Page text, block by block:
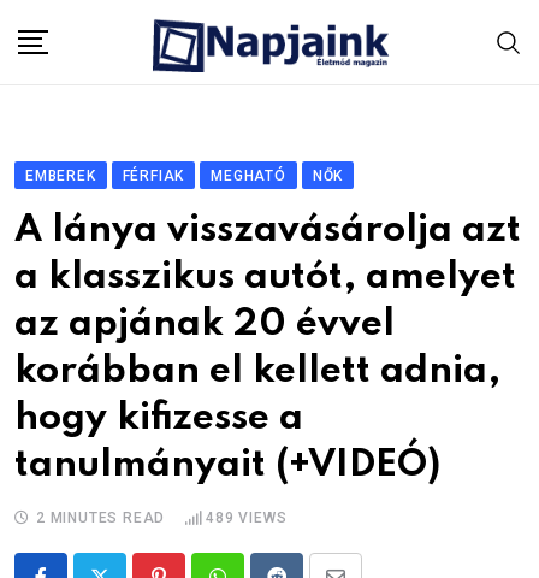
EMBEREK FÉRFIAK MEGHATÓ NŐK
A lánya visszavásárolja azt
a klasszikus autót, amelyet
az apjának 20 évvel
korábban el kellett adnia,
hogy kifizesse a
tanulmányait (+VIDEÓ)
2 MINUTES READ 489 VIEWS